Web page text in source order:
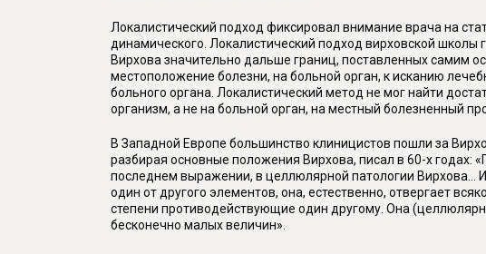
Локалистический подход фиксировал внимание врача на
динамического. Локалистический подход вирховской
Вирхова значительно дальше границ, поставленных самим
местоположение болезни, на больной орган, к исканию
больного органа. Локалистический метод не мог найти
организм, а не на больной орган, на местный болезненный
В Западной Европе большинство клиницистов пошли за
разбирая основные положения Вирхова, писал в 60-х годах:
последнем выражении, в целлюлярной патологии Вирхова...
один от другого элементов, она, естественно, отвергает
степени противодействующие один другому. Она
бесконечно малых величин».